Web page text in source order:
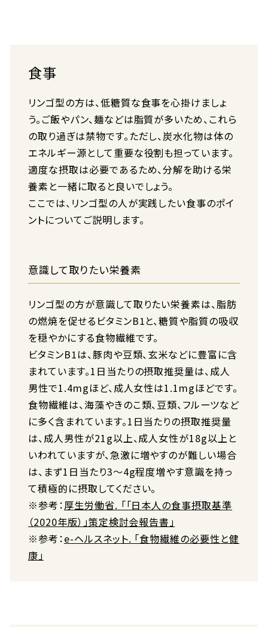
食事
リンゴ型の方は、低糖質な食事を心掛けましょ
う。ご飯やパン、麺などは脂質が多いため、これら
の取り過ぎは禁物です。ただし、炭水化物は体の
エネルギー源として重要な役割も担っています。
適度な摂取は必要であるため、分解を助ける栄
養素と一緒に取ると良いでしょう。
ここでは、リンゴ型の人が実践したい食事のポイ
ントについてご説明します。
意識して取りたい栄養素
リンゴ型の方が意識して取りたい栄養素は、脂肪
の燃焼を促せるビタミンB1と、糖質や脂質の吸収
を穏やかにする食物繊維です。
ビタミンB1は、豚肉や豆類、玄米などに豊富に含
まれています。1日当たりの摂取推奨量は、成人
男性で1.4mgほど、成人女性は1.1mgほどです。
食物繊維は、海藻やきのこ類、豆類、フルーツなど
に多く含まれています。1日当たりの摂取推奨量
は、成人男性が21g以上、成人女性が18g以上と
いわれていますが、急激に増やすのが難しい場合
は、まず1日当たり3〜4g程度増やす意識を持っ
て積極的に摂取してください。
※参考：厚生労働省. 「「日本人の食事摂取基準
（2020年版）」策定検討会報告書」
※参考：e-ヘルスネット. 「食物繊維の必要性と健
康」